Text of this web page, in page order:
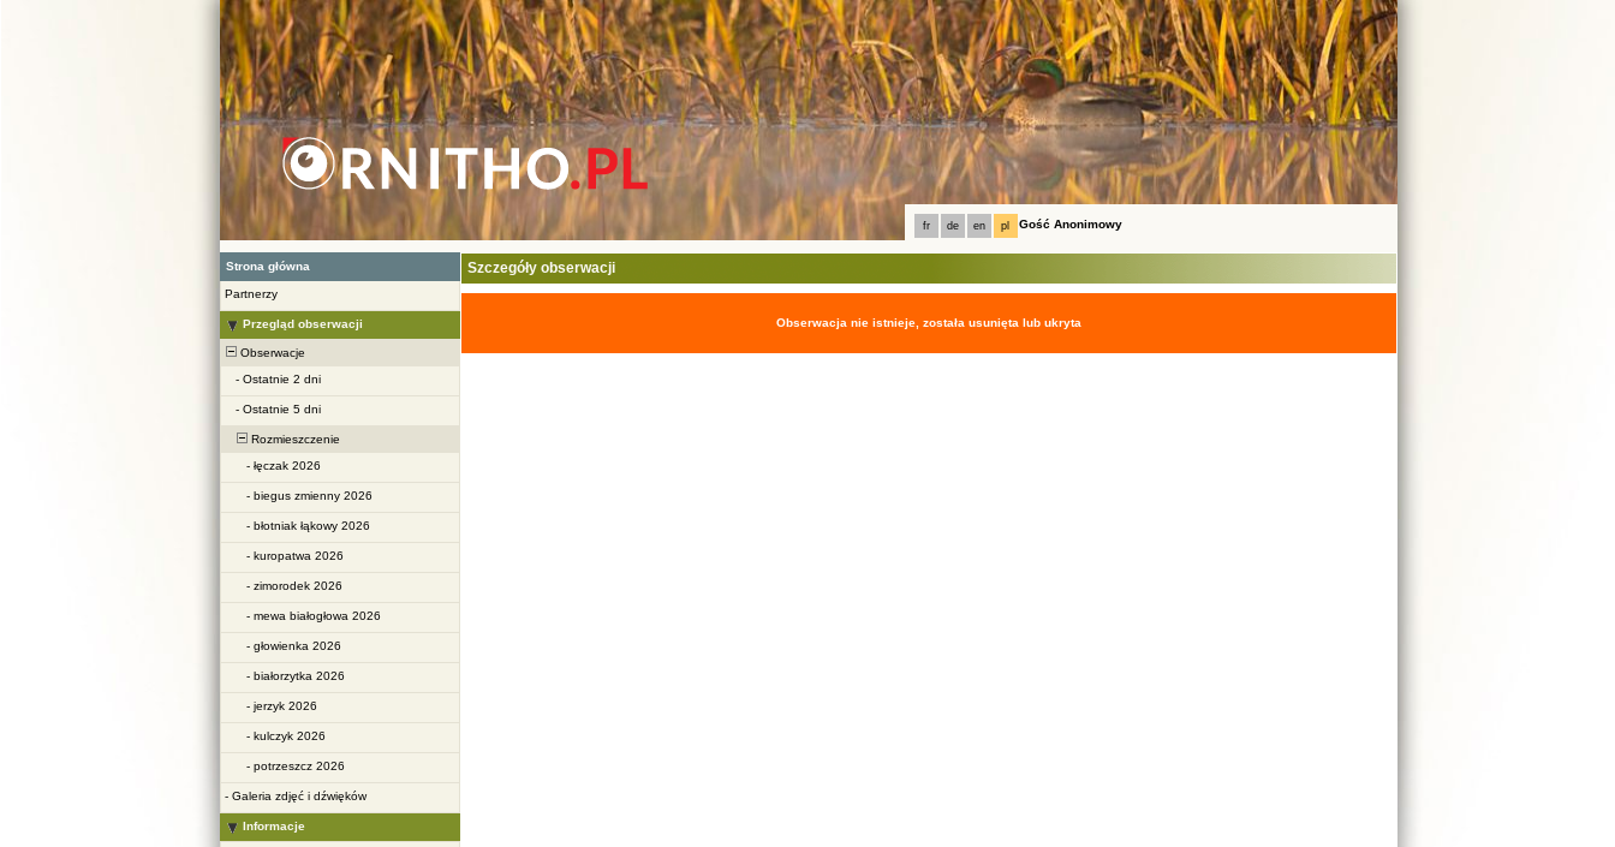
fr de en pl Gość Anonimowy
Strona główna
Partnerzy
Przegląd obserwacji
Obserwacje
- Ostatnie 2 dni
- Ostatnie 5 dni
Rozmieszczenie
- łęczak 2026
- biegus zmienny 2026
- błotniak łąkowy 2026
- kuropatwa 2026
- zimorodek 2026
- mewa białogłowa 2026
- głowienka 2026
- białorzytka 2026
- jerzyk 2026
- kulczyk 2026
- potrzeszcz 2026
- Galeria zdjęć i dźwięków
Informacje
Szczegóły obserwacji
Obserwacja nie istnieje, została usunięta lub ukryta